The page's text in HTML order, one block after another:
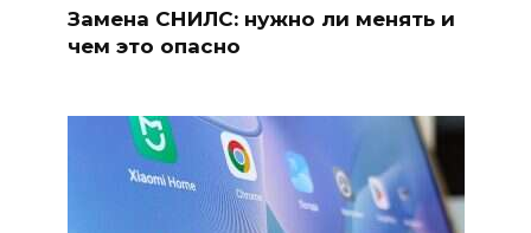
Замена СНИЛС: нужно ли менять и
чем это опасно